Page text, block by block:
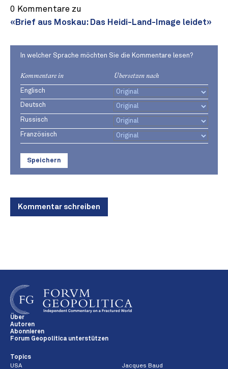
0 Kommentare zu
«Brief aus Moskau: Das Heidi-Land-Image leidet»
In welcher Sprache möchten Sie die Kommentare lesen?
Kommentare in Übersetzen nach
Englisch
Deutsch
Russisch
Französisch
Speichern
Kommentar schreiben
Über
Autoren
Abonnieren
Forum Geopolitica unterstützen
Topics
USA
Jacques Baud